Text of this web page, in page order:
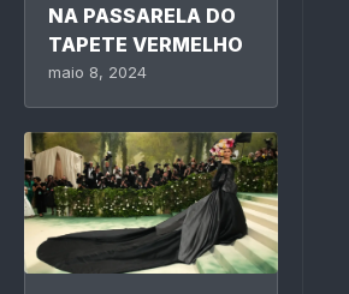
NA PASSARELA DO
TAPETE VERMELHO
maio 8, 2024